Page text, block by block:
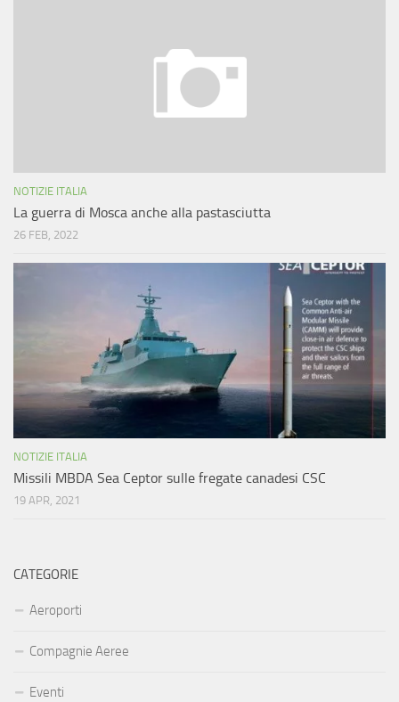
NOTIZIE ITALIA
La guerra di Mosca anche alla pastasciutta
26 FEB, 2022
NOTIZIE ITALIA
Missili MBDA Sea Ceptor sulle fregate canadesi CSC
19 APR, 2021
CATEGORIE
Aeroporti
Compagnie Aeree
Eventi